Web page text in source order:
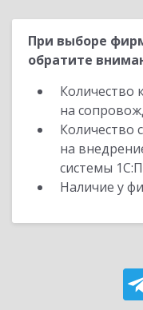
При выборе
обратите
Количество
на
Количество
на
системы
Наличие у